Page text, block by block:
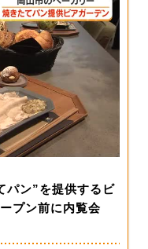
パン”を提供するビ
プン前に内覧会